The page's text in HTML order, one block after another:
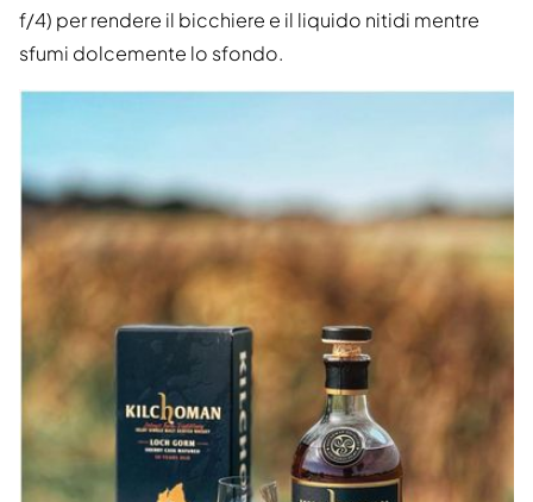
f/4) per rendere il bicchiere e il liquido nitidi mentre
sfumi dolcemente lo sfondo.